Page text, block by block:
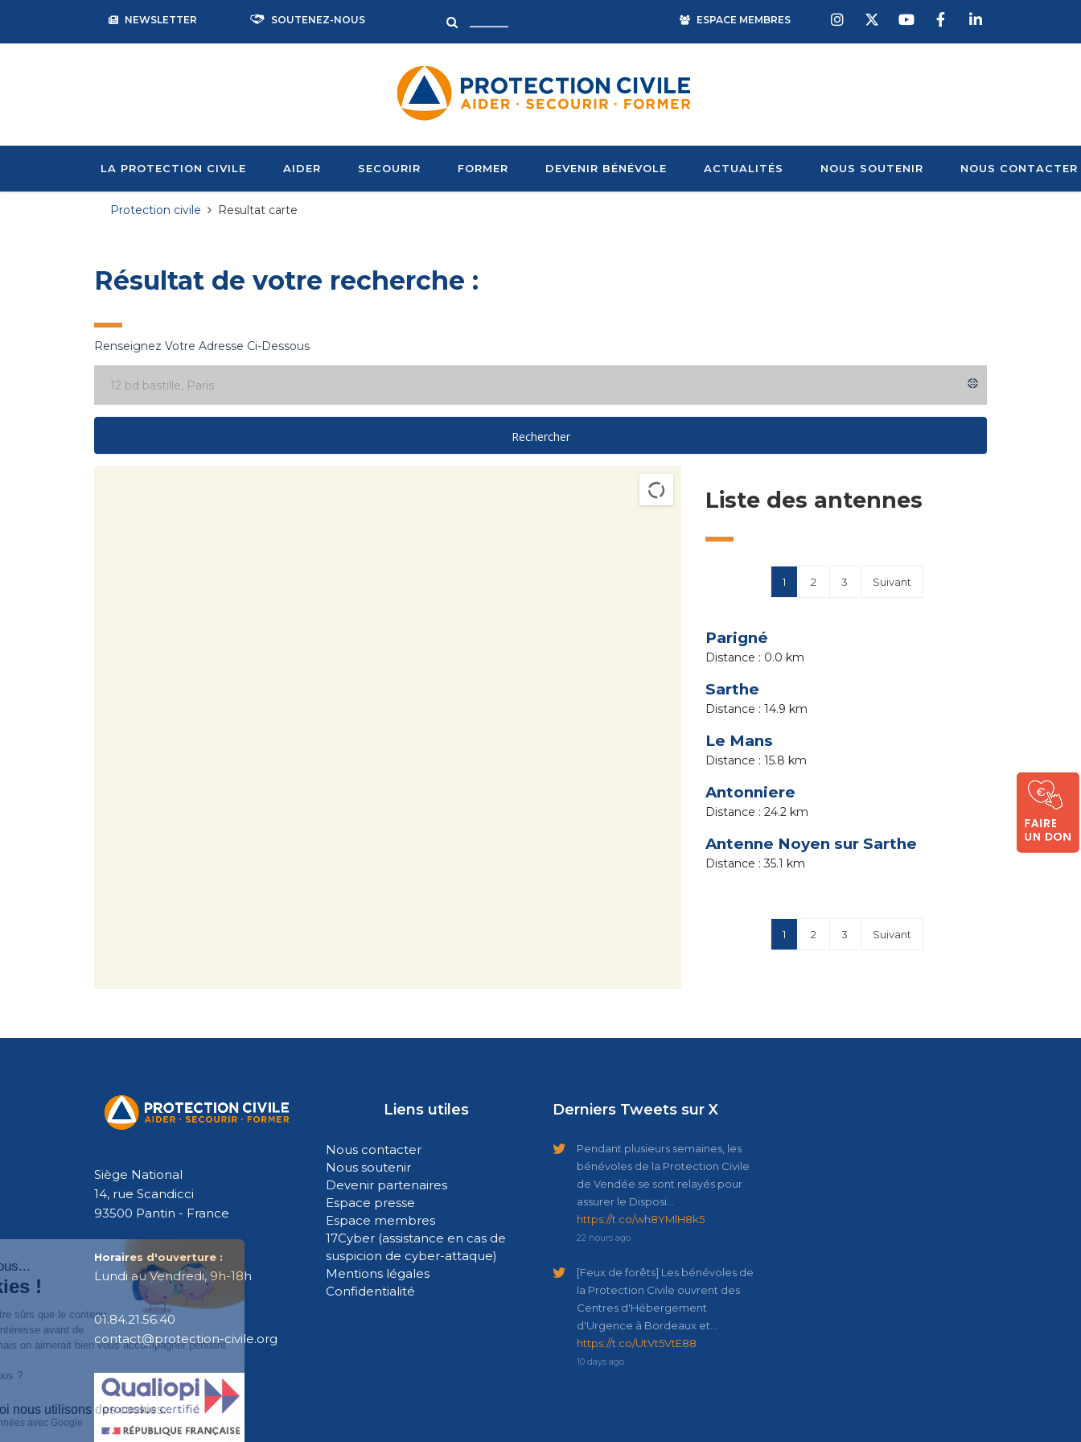
NEWSLETTER SOUTENEZ-NOUS ESPACE MEMBRES
LA PROTECTION CIVILE AIDER SECOURIR FORMER DEVENIR BÉNÉVOLE ACTUALITÉS NOUS SOUTENIR NOUS CONTACTER
Protection civile Resultat carte
Résultat de votre recherche :
Renseignez Votre Adresse Ci-Dessous
Liste des antennes
1 2 3 Suivant
Parigné
0.0 km
Sarthe
14.9 km
Le Mans
15.8 km
Antonniere
24.2 km
Antenne Noyen sur Sarthe
35.1 km
1 2 3 Suivant
Siège National
14, rue Scandicci
93500 Pantin - France
Horaires d'ouverture :
Lundi au Vendredi, 9h-18h
01.84.21.56.40
contact@protection-civile.org
Liens utiles
Nous contacter
Nous soutenir
Devenir partenaires
Espace presse
Espace membres
17Cyber (assistance en cas de
suspicion de cyber-attaque)
Mentions légales
Confidentialité
Derniers Tweets sur X
Pendant plusieurs semaines, les
bénévoles de la Protection Civile
de Vendée se sont relayés pour
assurer le Disposi…
https://t.co/wh8YMlH8k5
22 hours ago
[Feux de forêts] Les bénévoles de
la Protection Civile ouvrent des
Centres d'Hébergement
d'Urgence à Bordeaux et…
https://t.co/UtVt5VtE88
10 days ago